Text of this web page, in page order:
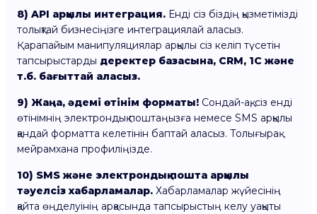
8) API арқылы интеграция. Енді сіз біздің қызметімізді
толықтай бизнесіңізге интеграциялай аласыз.
Қарапайым манипуляциялар арқылы сіз келіп түсетін
тапсырыстарды деректер базасына, CRM, 1C және
т.б. бағыттай аласыз.
9) Жаңа, әдемі өтінім форматы! Сондай-ақ, сіз енді
өтінімнің электрондық поштаңызға немесе SMS арқылы
қандай форматта келетінін баптай аласыз. Толығырақ
мейрамхана профиліңізде.
10) SMS және электрондық пошта арқылы
тәуелсіз хабарламалар. Хабарламалар жүйесінің
қайта өңделуінің арқасында тапсырыстың келу уақыты